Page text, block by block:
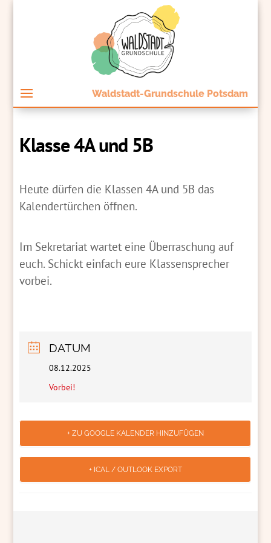
Waldstadt-Grundschule Potsdam
Klasse 4A und 5B
Heute dürfen die Klassen 4A und 5B das
Kalendertürchen öffnen.
Im Sekretariat wartet eine Überraschung auf
euch. Schickt einfach eure Klassensprecher
vorbei.
DATUM
08.12.2025
Vorbei!
+ ZU GOOGLE KALENDER HINZUFÜGEN
+ ICAL / OUTLOOK EXPORT